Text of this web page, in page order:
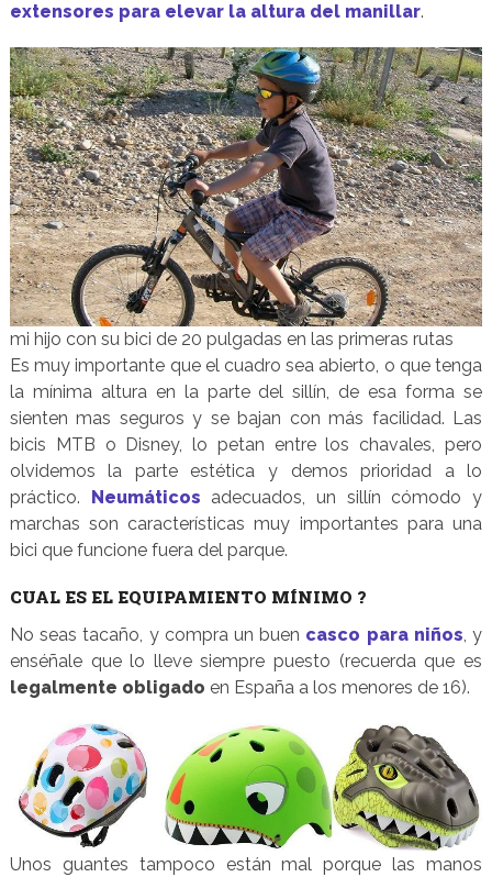
extensores para elevar la altura del manillar.
mi hijo con su bici de 20 pulgadas en las primeras rutas
Es muy importante que el cuadro sea abierto, o que tenga
la mínima altura en la parte del sillín, de esa forma se
sienten mas seguros y se bajan con más facilidad. Las
bicis MTB o Disney, lo petan entre los chavales, pero
olvidemos la parte estética y demos prioridad a lo
práctico. Neumáticos adecuados, un sillín cómodo y
marchas son características muy importantes para una
bici que funcione fuera del parque.
CUAL ES EL EQUIPAMIENTO MÍNIMO ?
No seas tacaño, y compra un buen casco para niños , y
enséñale que lo lleve siempre puesto (recuerda que es
legalmente obligado en España a los menores de 16).
Unos guantes tampoco están mal porque las manos